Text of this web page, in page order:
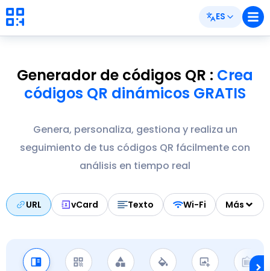
ES
Generador de códigos QR : Crea
códigos QR dinámicos GRATIS
Genera, personaliza, gestiona y realiza un
seguimiento de tus códigos QR fácilmente con
análisis en tiempo real
URL vCard Texto Wi-Fi Más